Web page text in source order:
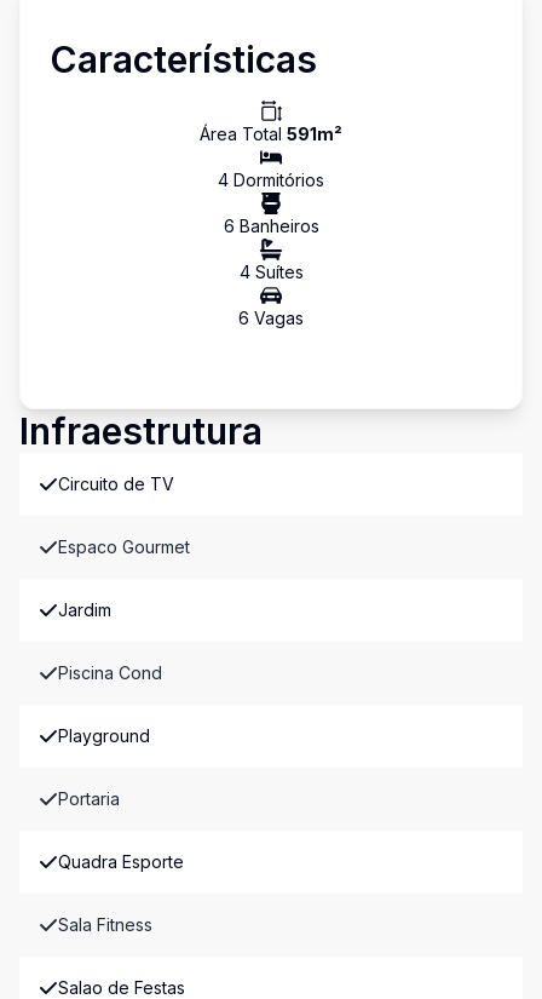
Características
Área Total 591m²
4 Dormitórios
6 Banheiros
4Suítes
6 Vagas
Infraestrutura
Circuito de TV
Espaco Gourmet
Jardim
Piscina Cond
Playground
Portaria
Quadra Esporte
Sala Fitness
Salao de Festas